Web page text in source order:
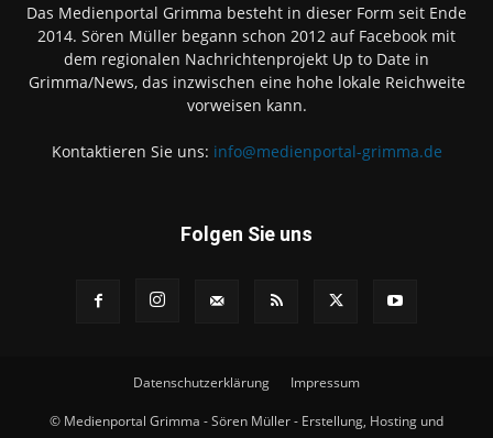
Das Medienportal Grimma besteht in dieser Form seit Ende
2014. Sören Müller begann schon 2012 auf Facebook mit
dem regionalen Nachrichtenprojekt Up to Date in
Grimma/News, das inzwischen eine hohe lokale Reichweite
vorweisen kann.
Kontaktieren Sie uns: info@medienportal-grimma.de
Folgen Sie uns
Datenschutzerklärung Impressum
© Medienportal Grimma - Sören Müller - Erstellung, Hosting und